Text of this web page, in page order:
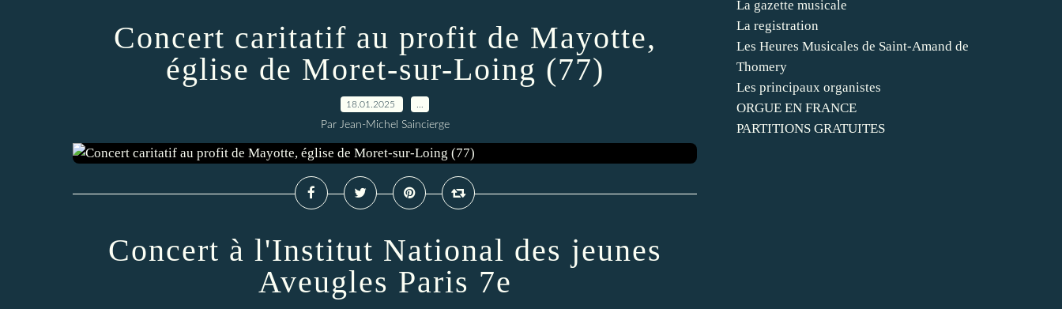
Concert caritatif au profit de Mayotte,
église de Moret-sur-Loing (77)
18.01.2025
Par Jean-Michel Saincierge
Concert à l'Institut National des jeunes
Aveugles Paris 7e
La gazette musicale
La registration
Les Heures Musicales de Saint-Amand de
Thomery
Les principaux organistes
ORGUE EN FRANCE
PARTITIONS GRATUITES